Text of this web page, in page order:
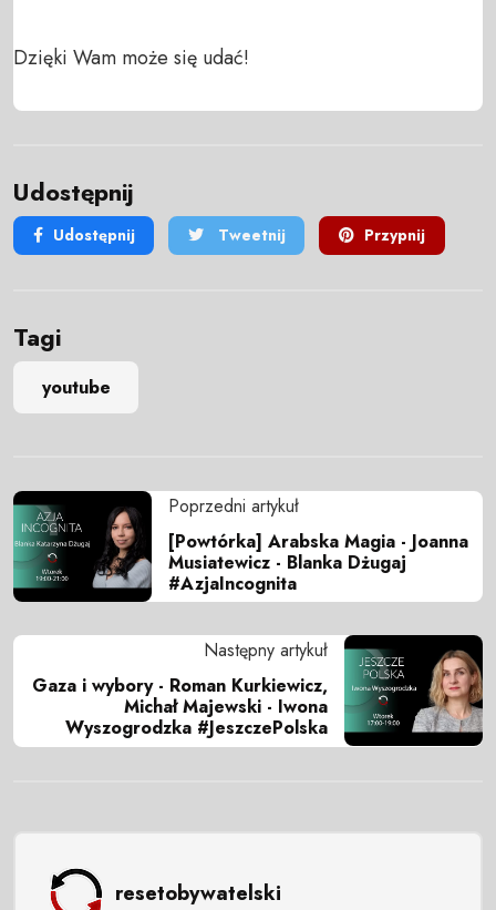
Dzięki Wam może się udać!
Udostępnij
Udostępnij Tweetnij Przypnij
Tagi
youtube
Poprzedni artykuł
[Powtórka] Arabska Magia - Joanna
Musiatewicz - Blanka Dżugaj
#AzjaIncognita
Następny artykuł
Gaza i wybory - Roman Kurkiewicz,
Michał Majewski - Iwona
Wyszogrodzka #JeszczePolska
resetobywatelski